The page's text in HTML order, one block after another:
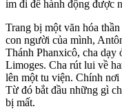
im đi để hành động được
Trang bị một văn hóa
con người của mình,
Thánh Phanxicô, cha dạy
Limoges. Cha rút lui về
lên một tu viện. Chính nơi
Từ đó bắt đầu những gì
bị mất.